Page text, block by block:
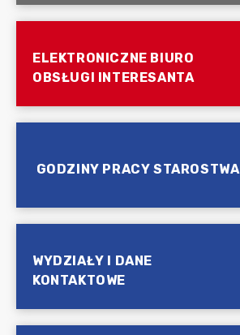
ELEKTRONICZNE BIURO
OBSŁUGI INTERESANTA
GODZINY PRACY STAROSTWA
WYDZIAŁY I DANE
KONTAKTOWE